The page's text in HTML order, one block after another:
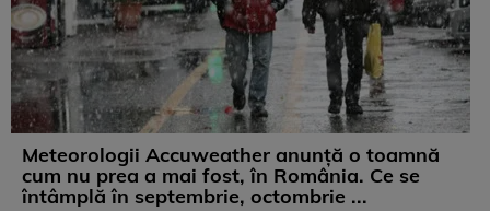
Meteorologii Accuweather anunță o toamnă
cum nu prea a mai fost, în România. Ce se
întâmplă în septembrie, octombrie ...